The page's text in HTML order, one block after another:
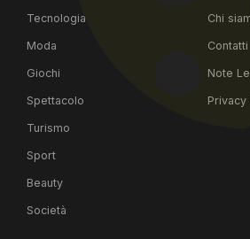
Tecnologia
Moda
Giochi
Spettacolo
Turismo
Sport
Beauty
Società
Chi
Contatti
Note
Privacy